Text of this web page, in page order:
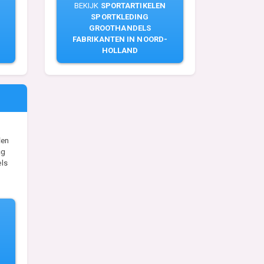
BEKIJK SPORTARTIKELEN
SPORTKLEDING
GROOTHANDELS
FABRIKANTEN IN NOORD-
HOLLAND